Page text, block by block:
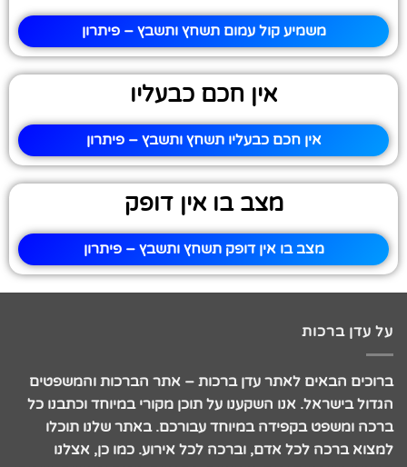
משמיע קול עמום תשחץ ותשבץ – פיתרון
אין חכם כבעליו
אין חכם כבעליו תשחץ ותשבץ – פיתרון
מצב בו אין דופק
מצב בו אין דופק תשחץ ותשבץ – פיתרון
על עדן ברכות
ברוכים הבאים לאתר עדן ברכות – אתר הברכות והמשפטים
הגדול בישראל. אנו השקענו על תוכן מקורי במיוחד וכתבנו כל
ברכה ומשפט בקפידה במיוחד עבורכם. באתר שלנו תוכלו
למצוא ברכה לכל אדם, וברכה לכל אירוע. כמו כן, אצלנו